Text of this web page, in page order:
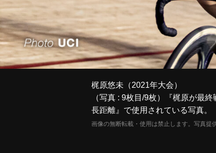
梶原悠未（2021年大会）
（写真 : 9枚目/9枚）『梶原が最
長距離』で使用されている写真。
画像の無断転載・使用は禁止します。写真提